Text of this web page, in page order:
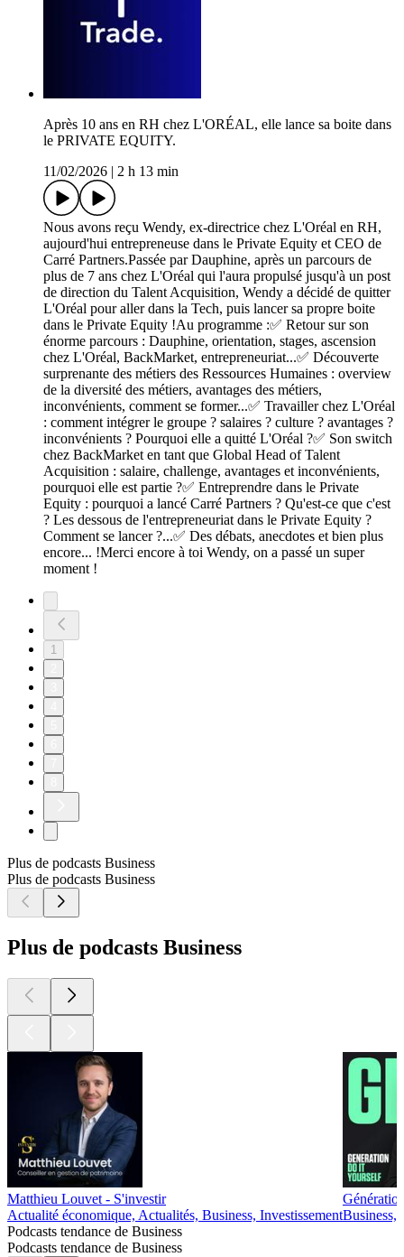
Après 10 ans en RH chez L'ORÉAL, elle lance sa boite dans
le PRIVATE EQUITY.
11/02/2026
2 h 13 min
Nous avons reçu Wendy, ex-directrice chez L'Oréal en RH,
aujourd'hui entrepreneuse dans le Private Equity et CEO de
Carré Partners.Passée par Dauphine, après un parcours de
plus de 7 ans chez L'Oréal qui l'aura propulsé jusqu'à un post
de direction du Talent Acquisition, Wendy a décidé de quitter
L'Oréal pour aller dans la Tech, puis lancer sa propre boite
dans le Private Equity !Au programme :✅ Retour sur son
énorme parcours : Dauphine, orientation, stages, ascension
chez L'Oréal, BackMarket, entrepreneuriat...✅ Découverte
surprenante des métiers des Ressources Humaines : overview
de la diversité des métiers, avantages des métiers,
inconvénients, comment se former...✅ Travailler chez L'Oréal
: comment intégrer le groupe ? salaires ? culture ? avantages ?
inconvénients ? Pourquoi elle a quitté L'Oréal ?✅ Son switch
chez BackMarket en tant que Global Head of Talent
Acquisition : salaire, challenge, avantages et inconvénients,
pourquoi elle est partie ?✅ Entreprendre dans le Private
Equity : pourquoi a lancé Carré Partners ? Qu'est-ce que c'est
? Les dessous de l'entrepreneuriat dans le Private Equity ?
Comment se lancer ?...✅ Des débats, anecdotes et bien plus
encore... !Merci encore à toi Wendy, on a passé un super
moment !
1
Plus de podcasts Business
Plus de podcasts Business
Plus de podcasts Business
Matthieu Louvet - S'investir
Actualité économique, Actualités, Business, InvestissementBusiness,
Podcasts tendance de Business
Podcasts tendance de Business